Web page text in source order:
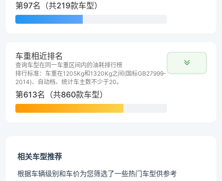
第97名（共219款车型）
车重相近排名
查询车型在同一车重区间内的油耗排行榜
排行标准：车重在1205Kg和1320Kg之间(国标GB27999-
2014)、自动档、统计车主数不少于20。
第613名（共860款车型）
相关车型推荐
根据车辆级别和车价为您筛选了一些热门车型供参考